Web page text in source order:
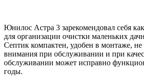
Юнилос Астра 3 зарекомендовал себя
для организации очистки маленьких
Септик компактен, удобен в монтаже, не
внимания при обслуживании и при
обслуживании может исправно
годы.